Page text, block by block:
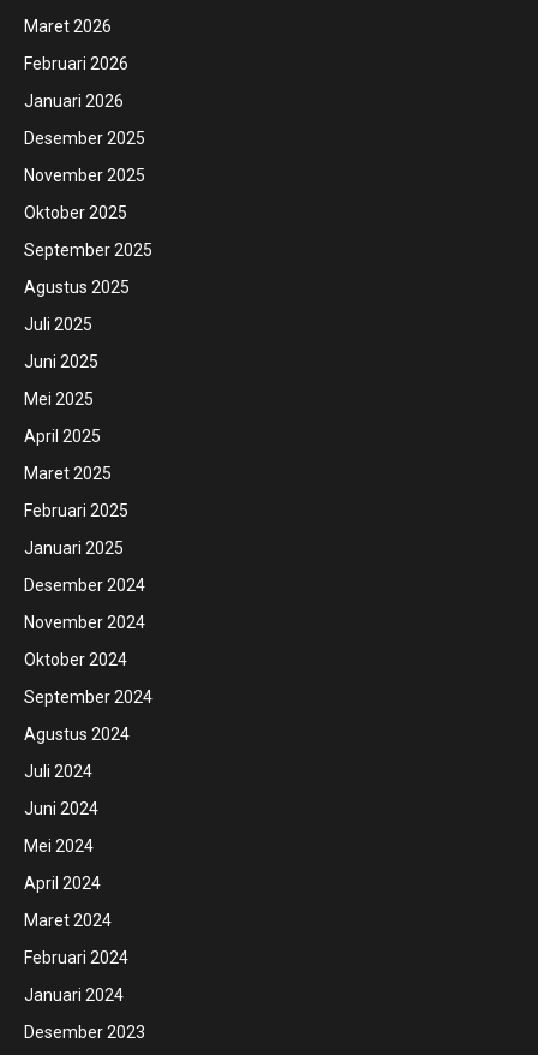
Maret 2026
Februari 2026
Januari 2026
Desember 2025
November 2025
Oktober 2025
September 2025
Agustus 2025
Juli 2025
Juni 2025
Mei 2025
April 2025
Maret 2025
Februari 2025
Januari 2025
Desember 2024
November 2024
Oktober 2024
September 2024
Agustus 2024
Juli 2024
Juni 2024
Mei 2024
April 2024
Maret 2024
Februari 2024
Januari 2024
Desember 2023